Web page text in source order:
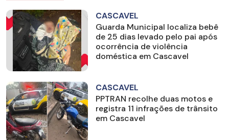
CASCAVEL
Guarda Municipal localiza bebê
de 25 dias levado pelo pai após
ocorrência de violência
doméstica em Cascavel
CASCAVEL
PPTRAN recolhe duas motos e
registra 11 infrações de trânsito
em Cascavel